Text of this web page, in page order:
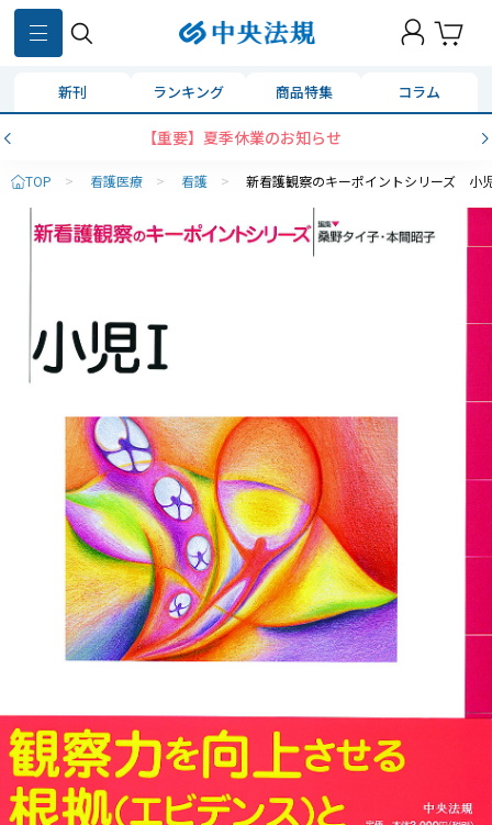
新刊 ランキング 商品特集 コラム
【重要】夏季休業のお知らせ
TOP > 看護医療 > 看護 > 新看護観察のキーポイントシリーズ 小